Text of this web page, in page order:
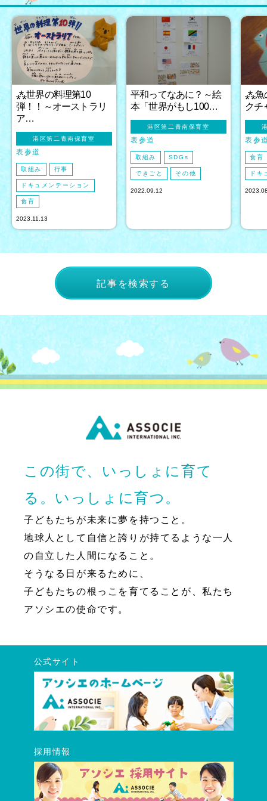
⁂世界の料理第10
弾！！～オーストラリ
ア…
港区第二青南保育室
表参道
取組み 行事
ドキュメンテーション
食育
2023.11.13
平和ってなあに？～絵
本「世界がもし100…
港区第二青南保育室
表参道
取組み SDGs
できごと その他
2022.09.12
⁂魚
クチ
表参
食育
ドキ
記事を検索する
この街で、いっしょに育て
る。いっしょに育つ。
子どもたちが未来に夢を持つこと。
地球人として自信と誇りが持てるような一人
の自立した人間になること。
そうなる日が来るために、
子どもたちの根っこを育てることが、私たち
アソシエの使命です。
公式サイト
採用情報